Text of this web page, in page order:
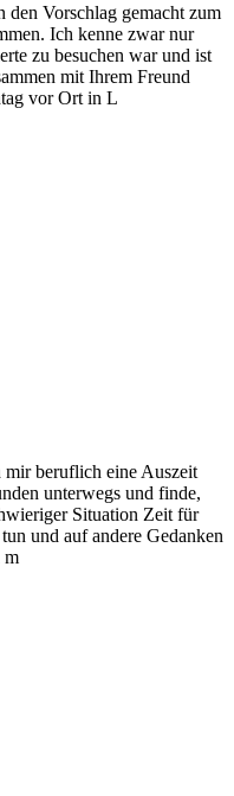
Vorschlag gemacht zum
Ich kenne zwar nur
zu besuchen war und ist
mit Ihrem Freund
vor Ort in L
mir beruflich eine Auszeit
unterwegs und finde,
Situation Zeit für
und auf andere Gedanken
m